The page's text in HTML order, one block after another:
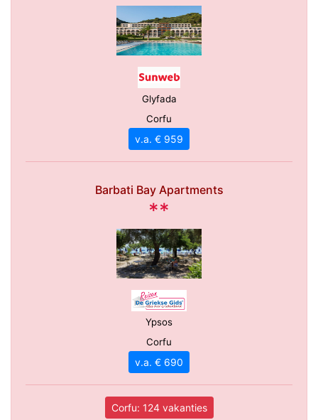
Glyfada
Corfu
v.a. € 959
Barbati Bay Apartments
**
Ypsos
Corfu
v.a. € 690
Corfu: 124 vakanties